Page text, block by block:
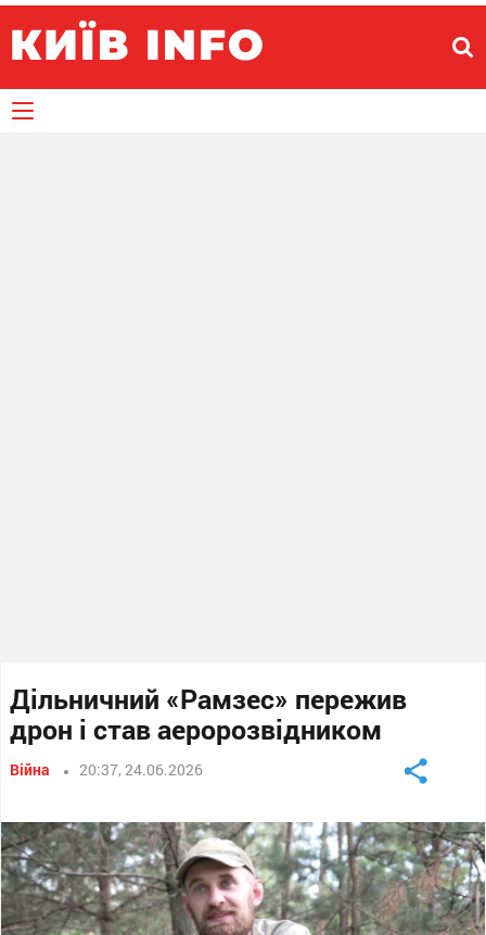
Дільничний «Рамзес» пережив
дрон і став аеророзвідником
Війна 20:37, 24.06.2026